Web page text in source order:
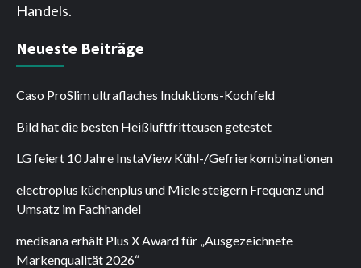
Handels.
Neueste Beiträge
Caso ProSlim ultraflaches Induktions-Kochfeld
Bild hat die besten Heißluftfritteusen getestet
LG feiert 10 Jahre InstaView Kühl-/Gefrierkombinationen
electroplus küchenplus und Miele steigern Frequenz und
Umsatz im Fachhandel
medisana erhält Plus X Award für „Ausgezeichnete
Markenqualität 2026“